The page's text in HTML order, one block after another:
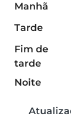
Manhã
Tarde
Fim de
tarde
Noite